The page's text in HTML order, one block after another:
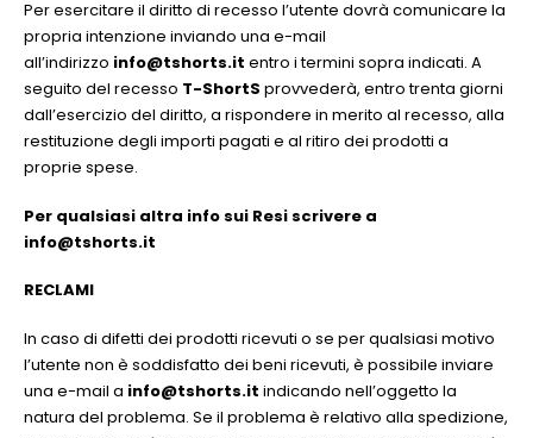
Per esercitare il diritto di recesso l’utente dovrà comunicare la
propria intenzione inviando una e-mail
all’indirizzo info@tshorts.it entro i termini sopra indicati. A
seguito del recesso T-ShortS provvederà, entro trenta giorni
dall’esercizio del diritto, a rispondere in merito al recesso, alla
restituzione degli importi pagati e al ritiro dei prodotti a
proprie spese.
Per qualsiasi altra info sui Resi scrivere a
info@tshorts.it
RECLAMI
In caso di difetti dei prodotti ricevuti o se per qualsiasi motivo
l’utente non è soddisfatto dei beni ricevuti, è possibile inviare
una e-mail a info@tshorts.it indicando nell’oggetto la
natura del problema. Se il problema è relativo alla spedizione,